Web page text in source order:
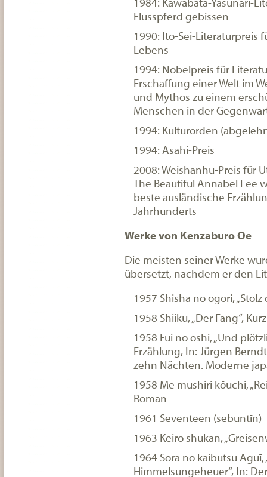
Flusspferd gebissen
1990: Itō-Sei-Literaturpreis
Lebens
1994: Nobelpreis für
Erschaffung einer Welt im
und Mythos zu einem
Menschen in der
1994: Kulturorden
1994: Asahi-Preis
2008: Weishanhu-Preis für
The Beautiful Annabel Lee
beste ausländische
Jahrhunderts
Werke von Kenzaburo Oe
Die meisten seiner Werke
übersetzt, nachdem er den
1957 Shisha no ogori, „Stolz
1958 Shiiku, „Der Fang“,
1958 Fui no oshi, „Und
Erzählung, In: Jürgen
zehn Nächten. Moderne
1958 Me mushiri kōuchi,
Roman
1961 Seventeen (sebuntīn)
1963 Keirō shūkan,
1964 Sora no kaibutsu Aguī,
Himmelsungeheuer“, In: